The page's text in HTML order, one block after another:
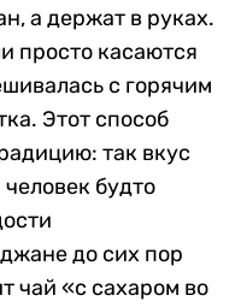
а держат в руках.
просто касаются
с горячим
Этот способ
так вкус
будто
до сих пор
чай «с сахаром во